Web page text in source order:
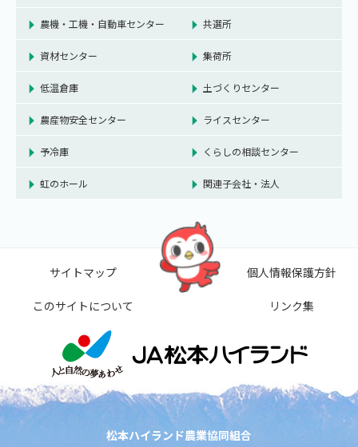
農機・工機・自動車センター 共選所
資材センター 集荷所
低温倉庫 土づくりセンター
農産物安全センター ライスセンター
予冷庫 くらしの相談センター
虹のホール 関連子会社・法人
サイトマップ
このサイトについて
個人情報保護方針
リンク集
松本ハイランド農業協同組合